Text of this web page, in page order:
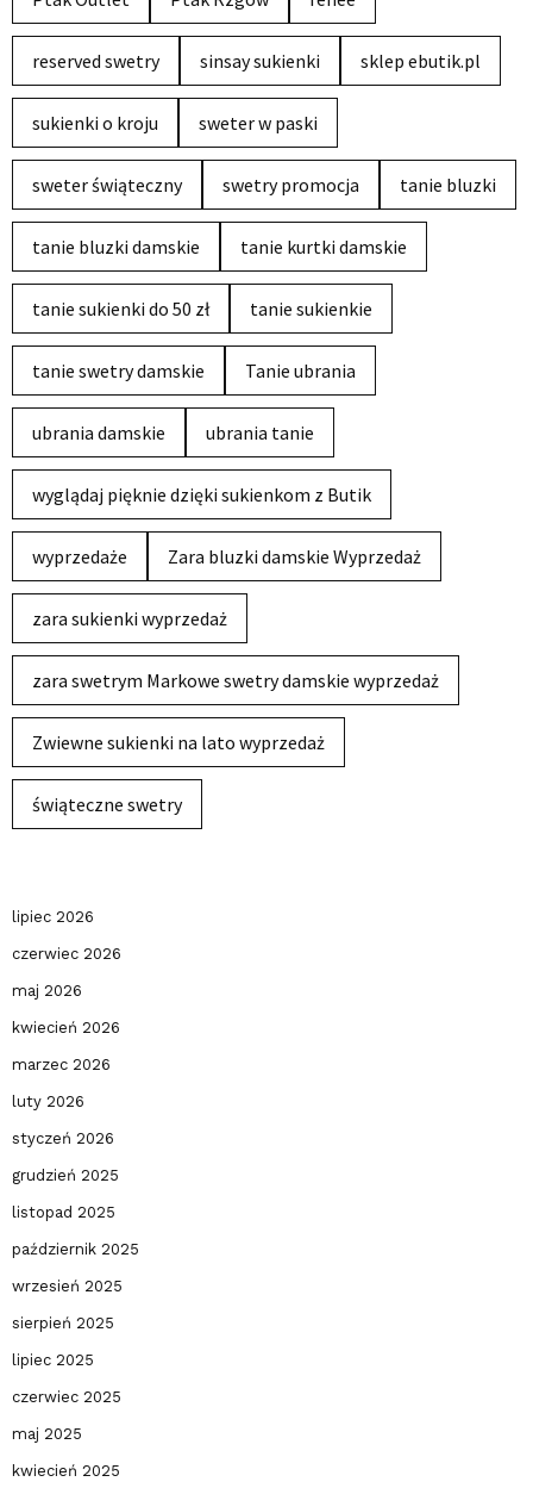
reserved swetry sinsay sukienki sklep ebutik.pl
sukienki o kroju sweter w paski
sweter świąteczny swetry promocja tanie bluzki
tanie bluzki damskie tanie kurtki damskie
tanie sukienki do 50 zł tanie sukienkie
tanie swetry damskie Tanie ubrania
ubrania damskie ubrania tanie
wyglądaj pięknie dzięki sukienkom z Butik
wyprzedaże Zara bluzki damskie Wyprzedaż
zara sukienki wyprzedaż
zara swetrym Markowe swetry damskie wyprzedaż
Zwiewne sukienki na lato wyprzedaż
świąteczne swetry
lipiec 2026
czerwiec 2026
maj 2026
kwiecień 2026
marzec 2026
luty 2026
styczeń 2026
grudzień 2025
listopad 2025
październik 2025
wrzesień 2025
sierpień 2025
lipiec 2025
czerwiec 2025
maj 2025
kwiecień 2025